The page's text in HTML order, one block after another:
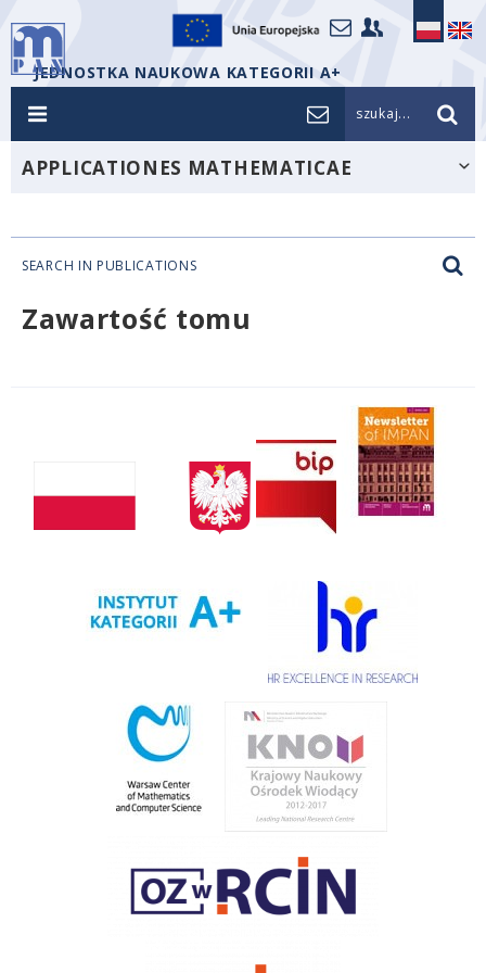
JEDNOSTKA NAUKOWA KATEGORII A+
szukaj...
APPLICATIONES MATHEMATICAE
SEARCH IN PUBLICATIONS
Zawartość tomu